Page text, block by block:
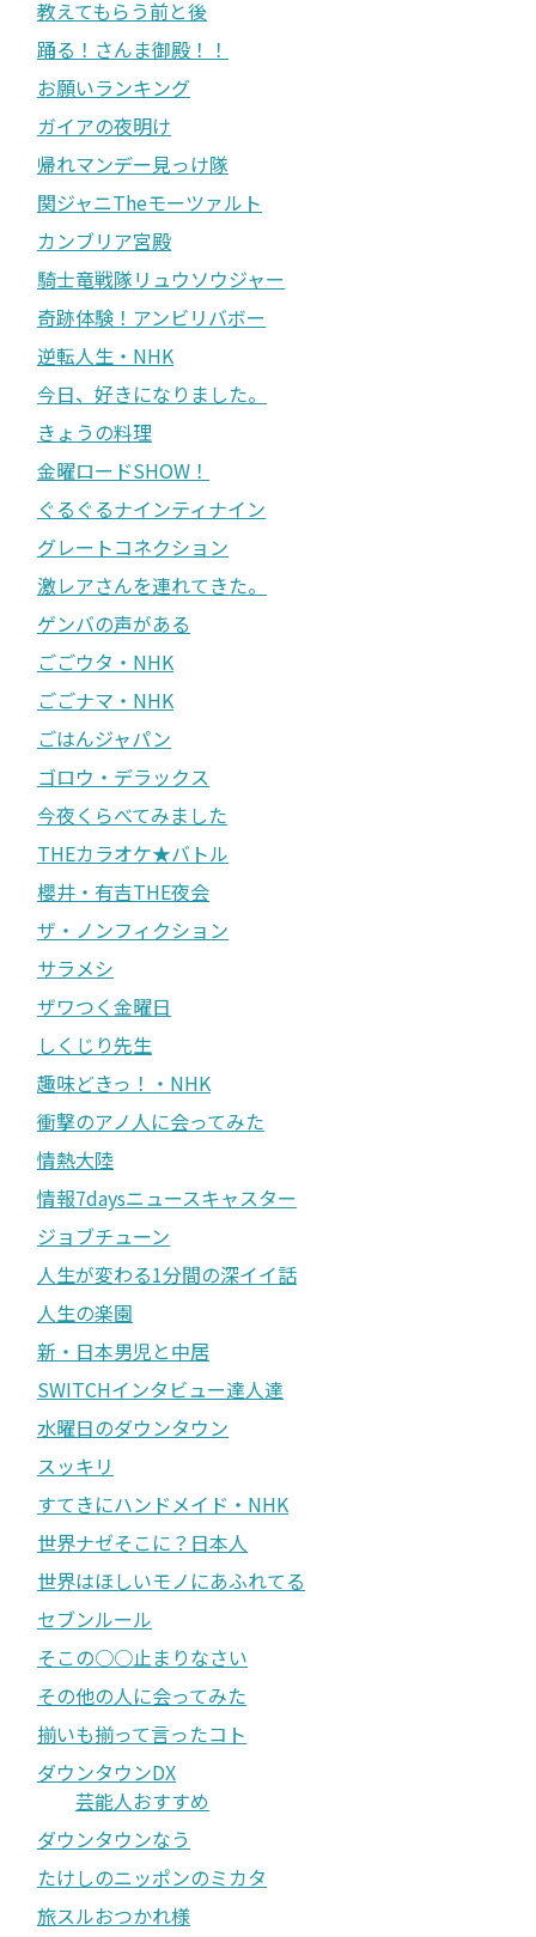
教えてもらう前と後
踊る！さんま御殿！！
お願いランキング
ガイアの夜明け
帰れマンデー見っけ隊
関ジャニTheモーツァルト
カンブリア宮殿
騎士竜戦隊リュウソウジャー
奇跡体験！アンビリバボー
逆転人生・NHK
今日、好きになりました。
きょうの料理
金曜ロードSHOW！
ぐるぐるナインティナイン
グレートコネクション
激レアさんを連れてきた。
ゲンバの声がある
ごごウタ・NHK
ごごナマ・NHK
ごはんジャパン
ゴロウ・デラックス
今夜くらべてみました
THEカラオケ★バトル
櫻井・有吉THE夜会
ザ・ノンフィクション
サラメシ
ザワつく金曜日
しくじり先生
趣味どきっ！・NHK
衝撃のアノ人に会ってみた
情熱大陸
情報7daysニュースキャスター
ジョブチューン
人生が変わる1分間の深イイ話
人生の楽園
新・日本男児と中居
SWITCHインタビュー達人達
水曜日のダウンタウン
スッキリ
すてきにハンドメイド・NHK
世界ナゼそこに？日本人
世界はほしいモノにあふれてる
セブンルール
そこの○○止まりなさい
その他の人に会ってみた
揃いも揃って言ったコト
ダウンタウンDX
芸能人おすすめ
ダウンタウンなう
たけしのニッポンのミカタ
旅スルおつかれ様